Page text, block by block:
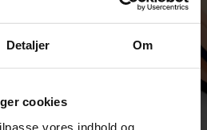
Detaljer Om
cookies
vores indhold og